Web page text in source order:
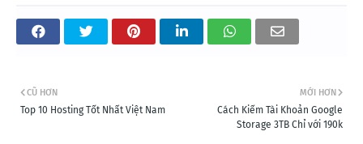
MỚI HƠN
Cách Kiếm Tài Khoản Google
Storage 3TB Chỉ với 190k
CŨ HƠN
Top 10 Hosting Tốt Nhất Việt Nam